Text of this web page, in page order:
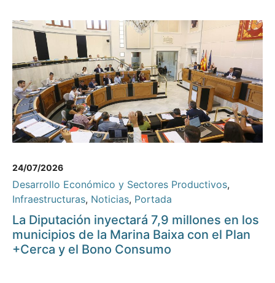
24/07/2026
Desarrollo Económico y Sectores Productivos,
Infraestructuras, Noticias, Portada
La Diputación inyectará 7,9 millones en los
municipios de la Marina Baixa con el Plan
+Cerca y el Bono Consumo